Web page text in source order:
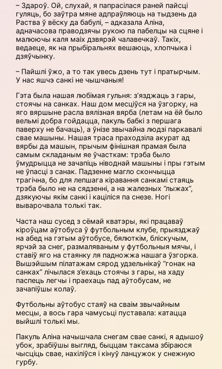
– Здароў. Ой, слухай, я папрасілася раней пайсці
гуляць, бо заўтра мяне адпраўляюць на тыдзень да
Раства ў вёску да бабулі, – адказала Аліна,
адначасова праводзячы рукою па пабелцы на сцяне і
малюючы каля маіх дзвярэй чалавечкаў. Такіх,
ведаеце, як на прыбіральнях вешаюць, хлопчыка і
дзяўчынку.
– Пайшлі ўжо, а то так увесь дзень тут і пратырчым.
У нас яшчэ санкі не чышчаныя!
Гэта была нашая любімая гульня: з’язджаць з гары,
стоячы на санках. Наш дом месціўся на ўзгорку, на
яго вяршыне расла вялізная вярба (летам на ёй было
вельмі добра гойдацца, пакуль бабкі з першага
паверху не бачаць), а ўнізе звычайна людзі паркавалі
свае машыны. Нашая траса праходзіла акурат ад
вярбы да машын, прычым фінішная прамая была
самым складаным яе ўчасткам: трэба было
ўмудрыцца не зачапіць ніводнай машыны і пры гэтым
не ўпасці з санак. Падзенне магло скончыцца
трагічна, бо для лепшага кіравання санкамі стаяць
трэба было не на ся­дзенні, а на жалезных “лыжах”,
дзякуючы якім санкі і каціліся па снезе. Ногі
выварочвала толькі так.
Часта наш сусед з сёмай кватэры, які працаваў
кіроўцам аўтобуса ў футбольным клубе, прыязджаў
на абед на гэтым аўтобусе, бялюткім, бліскучым,
ярчэй за снег, размаляваным у футбольныя мячы, і
ставіў яго на стаянку ля падножжа нашага ўзгорка.
Вышэйшым пілатажам сярод удзельнікаў “гонак на
санках” лічылася з’ехаць стоячы з гары, на хаду
паспець легчы і праехаць пад аўтобусам, не
зачапіўшы колаў.
Футбольны аўтобус стаяў на сваім звычайным
месцы, а вось гара чамусь­ці пуставала: катацца
выйшлі толькі мы.
Пакуль Аліна начышчала снегам свае санкі, я адышоў
убок, зрабіўшы выгляд, быццам таксама збіраюся
чысціць свае, нахіліўся і кінуў ланцужок у снежную
гурбу.